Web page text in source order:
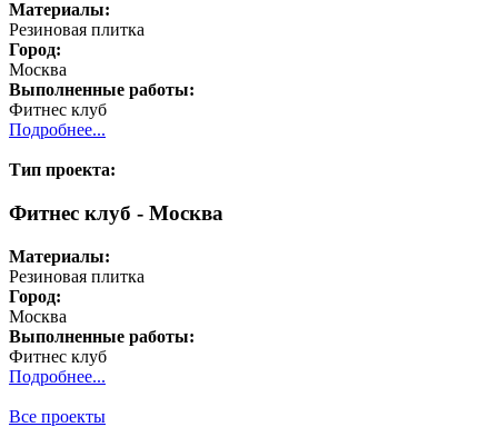
Материалы:
Резиновая плитка
Город:
Москва
Выполненные работы:
Фитнес клуб
Подробнее...
Тип проекта:
Фитнес клуб - Москва
Материалы:
Резиновая плитка
Город:
Москва
Выполненные работы:
Фитнес клуб
Подробнее...
Все проекты